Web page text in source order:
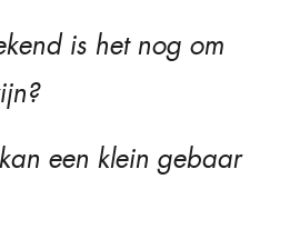
is het nog om
een klein gebaar